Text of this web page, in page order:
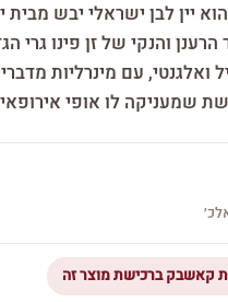
הוא יין לבן ישראלי יבש
והנקי של זן פינו גרי
ואלגנטי, עם מינרליות
שמעניקה לו אופי